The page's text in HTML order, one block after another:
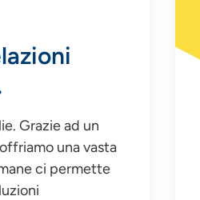
Grazie ad un
una vasta
ci permette